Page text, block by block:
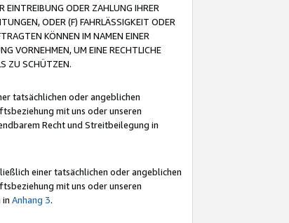
EINTREIBUNG ODER ZAHLUNG IHRER
ODER (F) FAHRLÄSSIGKEIT ODER
KÖNNEN IM NAMEN EINER
VORNEHMEN, UM EINE RECHTLICHE
ZU SCHÜTZEN.
tatsächlichen oder angeblichen
mit uns oder unseren
Recht und Streitbeilegung in
einer tatsächlichen oder angeblichen
mit uns oder unseren
in Anhang 3.